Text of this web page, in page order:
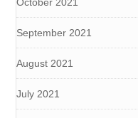
September 2021
August 2021
July 2021